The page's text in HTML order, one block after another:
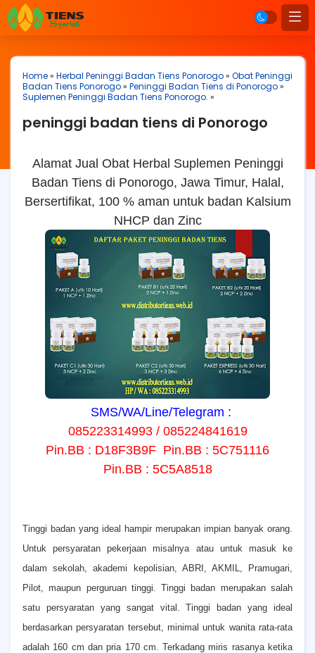
Home» Herbal Peninggi Badan Tiens Ponorogo» Obat Peninggi
Badan Tiens Ponorogo» Peninggi Badan Tiens di Ponorogo»
Suplemen Peninggi Badan Tiens Ponorogo. »
peninggi badan tiens di Ponorogo
Alamat Jual Obat Herbal Suplemen Peninggi
Badan Tiens di Ponorogo, Jawa Timur, Halal,
Bersertifikat, 100 % aman untuk badan Kalsium
NHCP dan Zinc
SMS/WA/Line/Telegram :
085223314993 / 085224841619
Pin.BB : D18F3B9F Pin.BB : 5C751116
Pin.BB : 5C5A8518
Tinggi badan yang ideal hampir merupakan impian banyak orang.
Untuk persyaratan pekerjaan misalnya atau untuk masuk ke
dalam sekolah, akademi kepolisian, ABRI, AKMIL, Pramugari,
Pilot, maupun perguruan tinggi. Tinggi badan merupakan salah
satu persyaratan yang sangat vital. Tinggi badan yang ideal
berdasarkan persyaratan tersebut, minimal untuk wanita rata-rata
adalah 160 cm dan pria 170 cm. Terkadang miris rasanya ketika